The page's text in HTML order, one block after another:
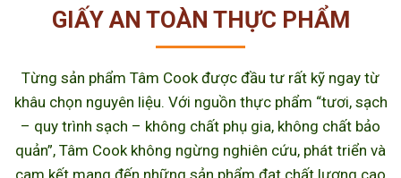
GIẤY AN TOÀN THỰC PHẨM
Từng sản phẩm Tâm Cook được đầu tư rất kỹ ngay từ
khâu chọn nguyên liệu. Với nguồn thực phẩm “tươi, sạch
– quy trình sạch – không chất phụ gia, không chất bảo
quản”, Tâm Cook không ngừng nghiên cứu, phát triển và